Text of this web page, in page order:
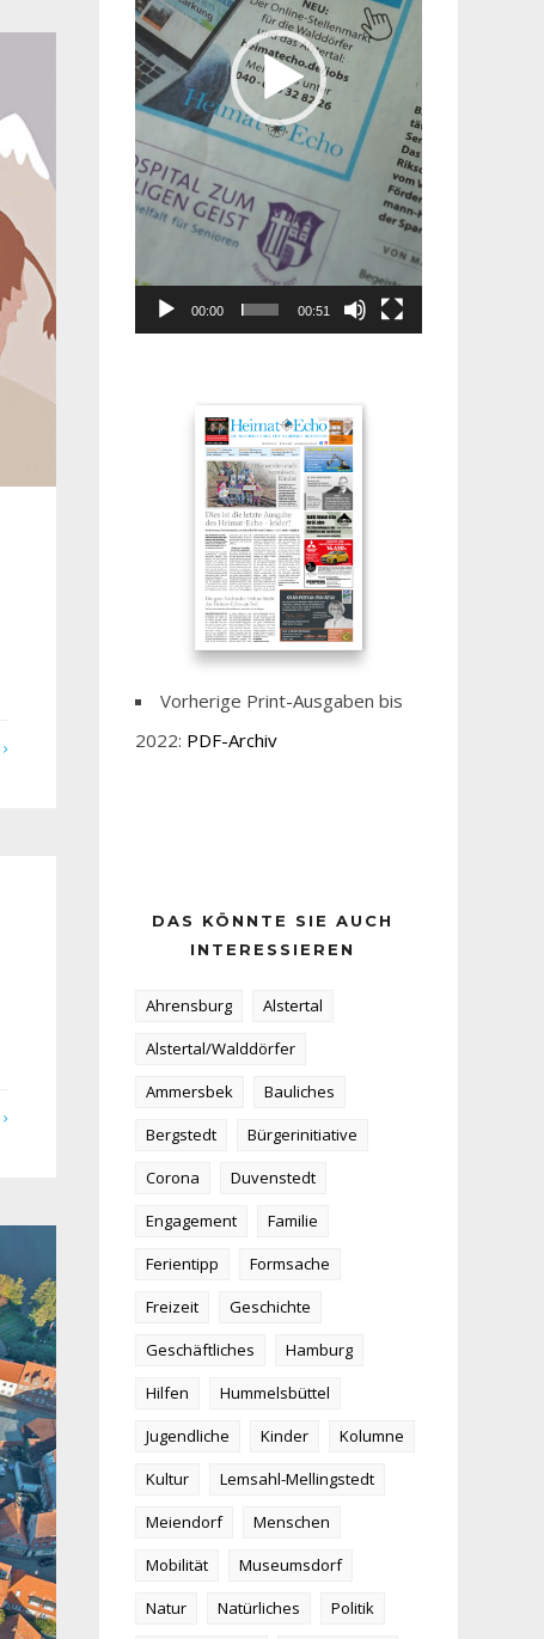
00:00 00:51
Vorherige Print-Ausgaben bis
2022: PDF-Archiv
DAS KÖNNTE SIE AUCH
INTERESSIEREN
Ahrensburg
Alstertal
Alstertal/Walddörfer
Ammersbek
Bauliches
Bergstedt
Bürgerinitiative
Corona
Duvenstedt
Engagement
Familie
Ferientipp
Formsache
Freizeit
Geschichte
Geschäftliches
Hamburg
Hilfen
Hummelsbüttel
Jugendliche
Kinder
Kolumne
Kultur
Lemsahl-Mellingstedt
Meiendorf
Menschen
Mobilität
Museumsdorf
Natur
Natürliches
Politik